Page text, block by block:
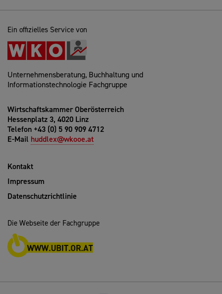
Ein offizielles Service von
Unternehmensberatung, Buchhaltung und
Informationstechnologie Fachgruppe
Wirtschaftskammer Oberösterreich
Hessenplatz 3, 4020 Linz
Telefon +43 (0) 5 90 909 4712
E-Mail huddlex@wkooe.at
Kontakt
Impressum
Datenschutzrichtlinie
Die Webseite der Fachgruppe